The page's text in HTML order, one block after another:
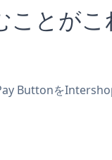
とがこ
Buttonを